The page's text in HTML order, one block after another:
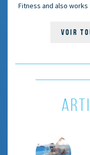
Fitness and also
VOIR